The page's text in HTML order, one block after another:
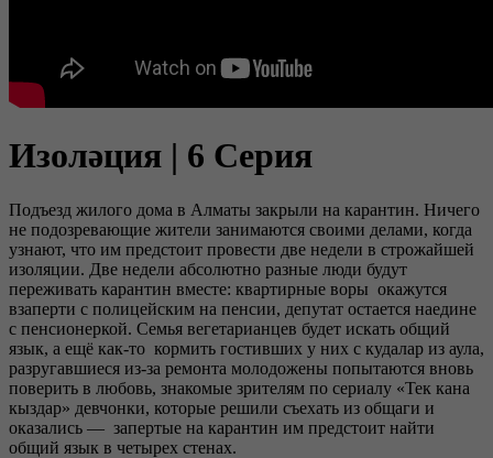
Изоләция | 6 Серия
Подъезд жилого дома в Алматы закрыли на карантин. Ничего
не подозревающие жители занимаются своими делами, когда
узнают, что им предстоит провести две недели в строжайшей
изоляции. Две недели абсолютно разные люди будут
переживать карантин вместе: квартирные воры окажутся
взаперти с полицейским на пенсии, депутат остается наедине
с пенсионеркой. Семья вегетарианцев будет искать общий
язык, а ещё как-то кормить гостивших у них с кудалар из аула,
разругавшиеся из-за ремонта молодожены попытаются вновь
поверить в любовь, знакомые зрителям по сериалу «Тек кана
кыздар» девчонки, которые решили съехать из общаги и
оказались — запертые на карантин им предстоит найти
общий язык в четырех стенах.